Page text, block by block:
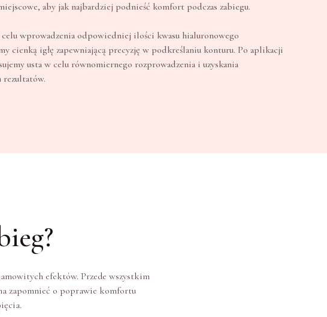
aby jak najbardziej podnieść komfort podczas zabiegu.
wprowadzenia odpowiedniej ilości kwasu hialuronowego
cienką igłę zapewniającą precyzję w podkreślaniu konturu. Po aplikacji
usta w celu równomiernego rozprowadzenia i uzyskania
rezultatów.
efektów. Przede wszystkim
zapomnieć o poprawie komfortu